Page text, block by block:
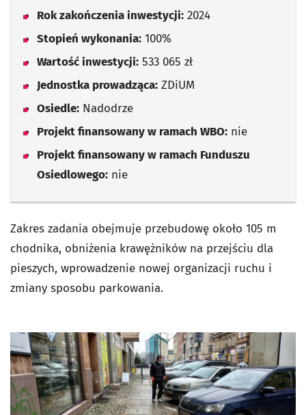
Rok zakończenia inwestycji: 2024
Stopień wykonania: 100%
Wartość inwestycji: 533 065 zł
Jednostka prowadząca: ZDiUM
Osiedle: Nadodrze
Projekt finansowany w ramach WBO: nie
Projekt finansowany w ramach Funduszu
Osiedlowego: nie
Zakres zadania obejmuje przebudowę około 105 m
chodnika, obniżenia krawężników na przejściu dla
pieszych, wprowadzenie nowej organizacji ruchu i
zmiany sposobu parkowania.